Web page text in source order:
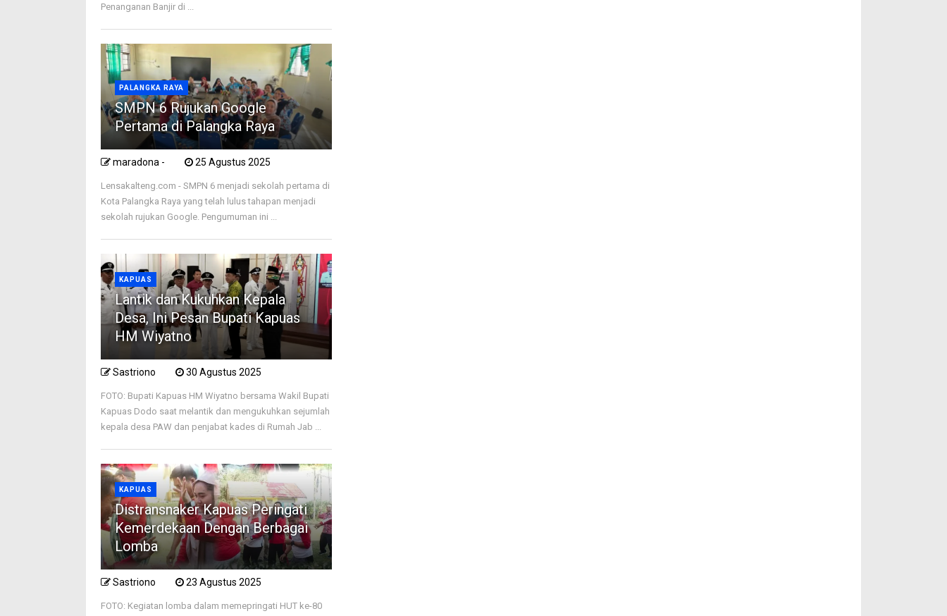
Penanganan Banjir di ...
PALANGKA RAYA
SMPN 6 Rujukan Google
Pertama di Palangka Raya
maradona - 25 Agustus 2025
Lensakalteng.com - SMPN 6 menjadi sekolah pertama di
Kota Palangka Raya yang telah lulus tahapan menjadi
sekolah rujukan Google. Pengumuman ini ...
KAPUAS
Lantik dan Kukuhkan Kepala
Desa, Ini Pesan Bupati Kapuas
HM Wiyatno
Sastriono 30 Agustus 2025
FOTO: Bupati Kapuas HM Wiyatno bersama Wakil Bupati
Kapuas Dodo saat melantik dan mengukuhkan sejumlah
kepala desa PAW dan penjabat kades di Rumah Jab ...
KAPUAS
Distransnaker Kapuas Peringati
Kemerdekaan Dengan Berbagai
Lomba
Sastriono 23 Agustus 2025
FOTO: Kegiatan lomba dalam memepringati HUT ke-80